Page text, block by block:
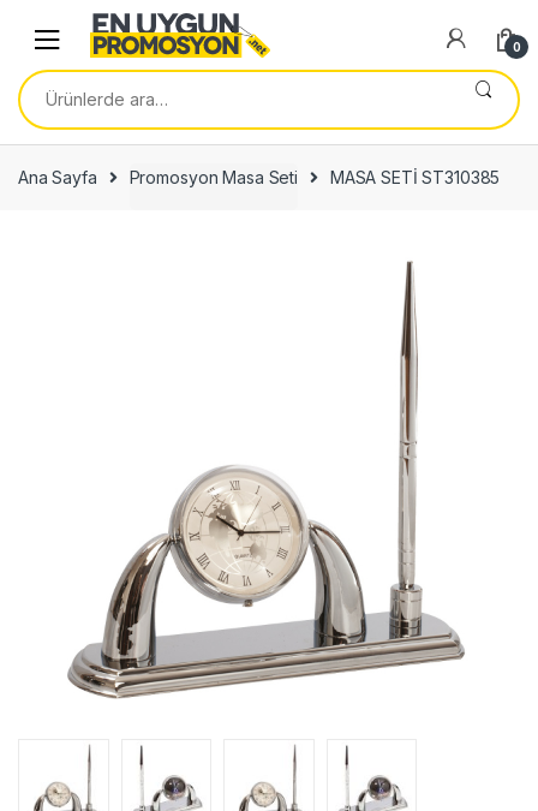
navigation
content
0
Ara:
Ana Sayfa Promosyon Masa Seti MASA SETİ ST310385